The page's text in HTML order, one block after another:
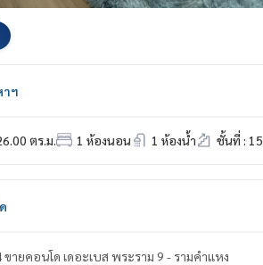
ฯ
ตร.ม. 1 ห้องนอน 1 ห้องน้ำ ชั้นที่ : 15
S-TB9R204 ขายคอนโด เดอะเบส พระราม 9 - รามคำแหง